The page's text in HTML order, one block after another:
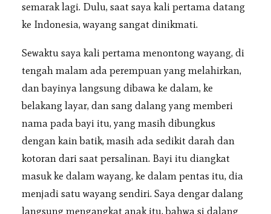
semarak lagi. Dulu, saat saya kali pertama datang
ke Indonesia, wayang sangat dinikmati.
Sewaktu saya kali pertama menontong wayang, di
tengah malam ada perempuan yang melahirkan,
dan bayinya langsung dibawa ke dalam, ke
belakang layar, dan sang dalang yang memberi
nama pada bayi itu, yang masih dibungkus
dengan kain batik, masih ada sedikit darah dan
kotoran dari saat persalinan. Bayi itu diangkat
masuk ke dalam wayang, ke dalam pentas itu, dia
menjadi satu wayang sendiri. Saya dengar dalang
langsung mengangkat anak itu, bahwa si dalang